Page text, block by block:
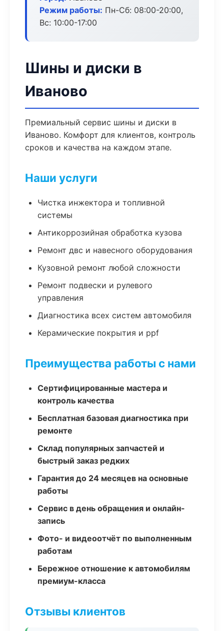
Режим работы: Пн-Сб: 08:00-20:00,
Вс: 10:00-17:00
Шины и диски в
Иваново
Премиальный сервис шины и диски в
Иваново. Комфорт для клиентов, контроль
сроков и качества на каждом этапе.
Наши услуги
Чистка инжектора и топливной
системы
Антикоррозийная обработка кузова
Ремонт двс и навесного оборудования
Кузовной ремонт любой сложности
Ремонт подвески и рулевого
управления
Диагностика всех систем автомобиля
Керамические покрытия и ppf
Преимущества работы с нами
Сертифицированные мастера и
контроль качества
Бесплатная базовая диагностика при
ремонте
Склад популярных запчастей и
быстрый заказ редких
Гарантия до 24 месяцев на основные
работы
Сервис в день обращения и онлайн-
запись
Фото- и видеоотчёт по выполненным
работам
Бережное отношение к автомобилям
премиум-класса
Отзывы клиентов